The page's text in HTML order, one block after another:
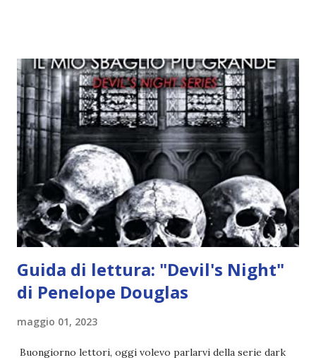
angelo puro, Elemiah. Ma, a differenza di cosa pensano,
l'angelo non ha intenzione di fare una strage, piuttosto è lì
per avvertili che Mikael non è più "l'angelo puro" che
credono e che potrebbe aver ucciso altri mezzi angeli, tipo
Rafael. A quelle parole, Haniel seguito da altri ibridi, si reca
nell'appartamento, senza risultati. Infine cercano nella
chiesetta. Lì trovano Rafael alle prese con gli angeli puri,
ma questa volta ...
Guida di lettura: "Devil's Night"
di Penelope Douglas
maggio 01, 2023
Buongiorno lettori, oggi volevo parlarvi della serie dark